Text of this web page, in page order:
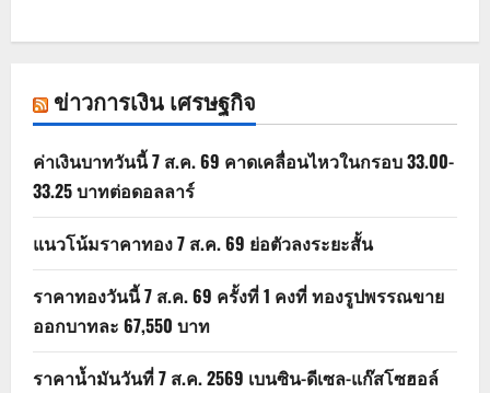
ข่าวการเงิน เศรษฐกิจ
ค่าเงินบาทวันนี้ 7 ส.ค. 69 คาดเคลื่อนไหวในกรอบ 33.00-
33.25 บาทต่อดอลลาร์
แนวโน้มราคาทอง 7 ส.ค. 69 ย่อตัวลงระยะสั้น
ราคาทองวันนี้ 7 ส.ค. 69 ครั้งที่ 1 คงที่ ทองรูปพรรณขาย
ออกบาทละ 67,550 บาท
ราคาน้ำมันวันที่ 7 ส.ค. 2569 เบนซิน-ดีเซล-แก๊สโซฮอล์